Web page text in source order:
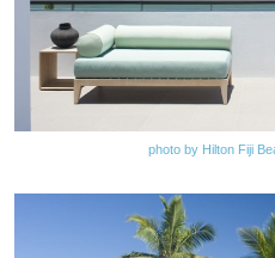
photo by Hilton Fiji